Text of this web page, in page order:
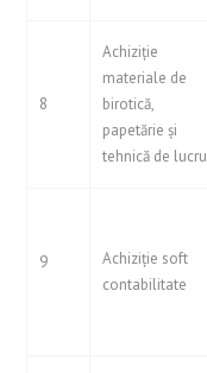
8
Achiziție
materiale de
birotică,
papetărie și
tehnică de lucru
9
Achiziție soft
contabilitate